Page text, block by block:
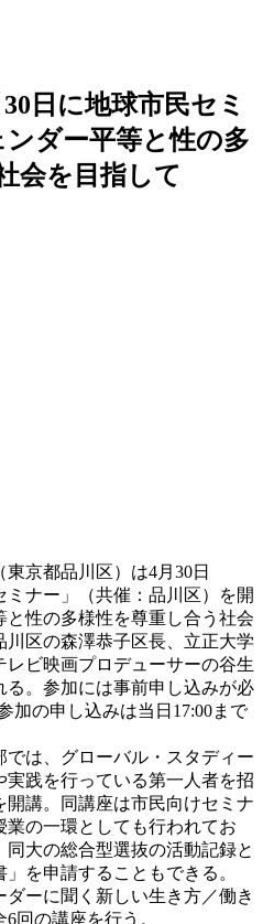
日に地球市民セミ
ダー平等と性の多
会を目指して
京都品川区）は4月30日
ミナー」（共催：品川区）を開
性の多様性を尊重し合う社会
区の森澤恭子区長、立正大学
ビ映画プロデューサーの谷生
。参加には事前申し込みが必
加の申し込みは当日17:00まで
は、グローバル・スタディー
践を行っている第一人者を招
講。同講座は市民向けセミナ
の一環としても行われてお
大の総合型選抜の活動記録と
を申請することもできる。
ーに聞く新しい生き方／働き
回の講座を行う。